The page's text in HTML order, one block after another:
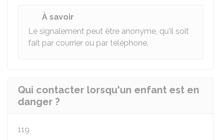
À savoir
Le signalement peut être anonyme, qu'il soit
fait par courrier ou par téléphone.
Qui contacter lorsqu'un enfant est en
danger ?
119